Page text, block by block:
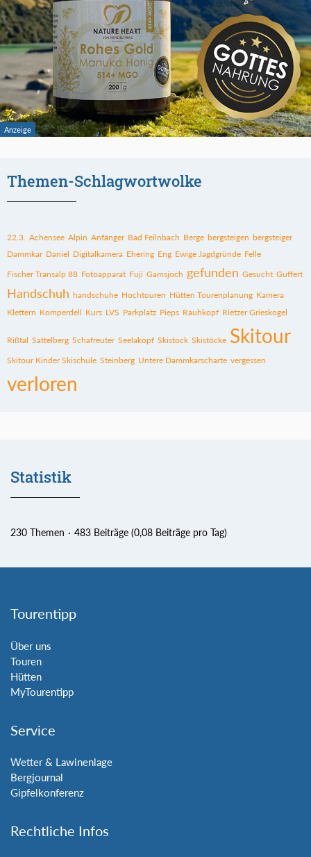
Themen-Schlagwortwolke
22.3. Achensee Alpin Anfänger Bad Feilnbach Berge bergsteigen bergsteiger
Dammkar Daniel Digitalkamera Ehering Eng Ewige Jagdgründe Felle
Fischer Transalp 88 Fotoapparat Fuji Gamsjoch gefunden Gesucht Guffert
Handschuh handschuhe Hochtouren Hütten Tourenplanung Kamera
Klettern Komperdell Kurs LVS Parkplatz Pieps Rauhkopf Rietzer Grieskogel
Rißtal Sattelberg Schafreuter Seelakopf Skistock Skistöcke Skitour
Skitour Kinder Skischule Steinberg Untere Dammkarscharte vergessen
verloren
Statistik
230 Themen 483 Beiträge (0,08 Beiträge pro Tag)
Tourentipp
Über uns
Touren
Hütten
MyTourentipp
Service
Wetter & Lawinenlage
Bergjournal
Gipfelkonferenz
Rechtliche Infos